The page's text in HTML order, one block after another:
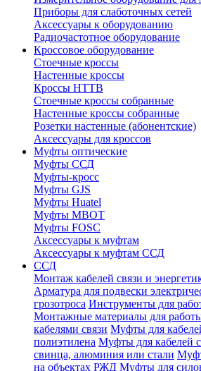
Приборы для слаботочных сетей
Аксессуары к оборудованию
Радиочастотное оборудование
Кроссовое оборудование
Стоечные кроссы
Настенные кроссы
Кроссы HTTB
Стоечные кроссы собранные
Настенные кроссы собранные
Розетки настенные (абонентские)
Аксессуары для кроссов
Муфты оптические
Муфты ССД
Муфты-кросс
Муфты GJS
Муфты Huatel
Муфты МВОТ
Муфты FOSC
Аксессуары к муфтам
Аксессуары к муфтам ССД
ССД
Монтаж кабелей связи и
Арматура для подвески
грозотроса Инструменты для
Монтажные материалы для
кабелями связи Муфты для
полиэтилена Муфты для кабелей
свинца, алюминия или стали
на объектах РЖД Муфты для